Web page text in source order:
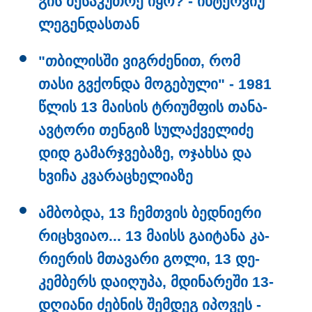
კატეგორიები
ლე­გენ­დას­თან
"თბი­ლის­ში ვიგ­რძე­ნით, რომ
თასი გვქონ­და მო­გე­ბუ­ლი" - 1981
წლის 13 მა­ი­სის ტრი­უმ­ფის თა­ნა­
ავ­ტო­რი თენ­გიზ სუ­ლაქ­ვე­ლი­ძე
დიდ გა­მარ­ჯვე­ბა­ზე, ოჯახ­სა და
ხვი­ჩა კვა­რა­ცხე­ლი­ა­ზე
ამ­ბობ­და, 13 ჩემ­თვის ბედ­ნი­ე­რი
რი­ცხვი­აო... 13 მა­ისს გა­ი­ტა­ნა კა­
რი­ე­რის მთა­ვა­რი გოლი, 13 დე­
კემ­ბერს და­ი­ღუ­პა, მდი­ნა­რე­ში 13-
დღი­ა­ნი ძებ­ნის შემ­დეგ იპო­ვეს -